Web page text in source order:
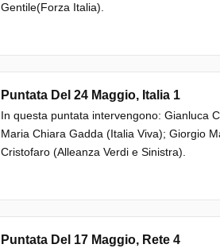
Gentile(Forza Italia).
Puntata Del 24 Maggio, Italia 1
In questa puntata intervengono: Gianluca
Maria Chiara Gadda (Italia Viva); Giorgio
Cristofaro (Alleanza Verdi e Sinistra).
Puntata Del 17 Maggio, Rete 4